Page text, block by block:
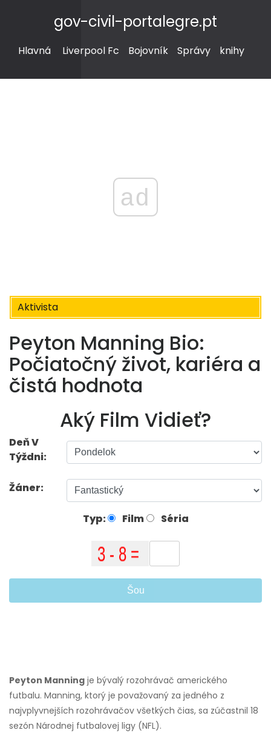
gov-civil-portalegre.pt
Hlavná Liverpool Fc Bojovník Správy knihy
ad
Aktivista
Peyton Manning Bio:
Počiatočný život, kariéra a
čistá hodnota
Aký Film Vidieť?
Deň V
Týždni:
Žáner:
Typ: Film Séria
Šou
Peyton Manning je bývalý rozohrávač amerického
futbalu. Manning, ktorý je považovaný za jedného z
najvplyvnejších rozohrávačov všetkých čias, sa zúčastnil 18
sezón Národnej futbalovej ligy (NFL).